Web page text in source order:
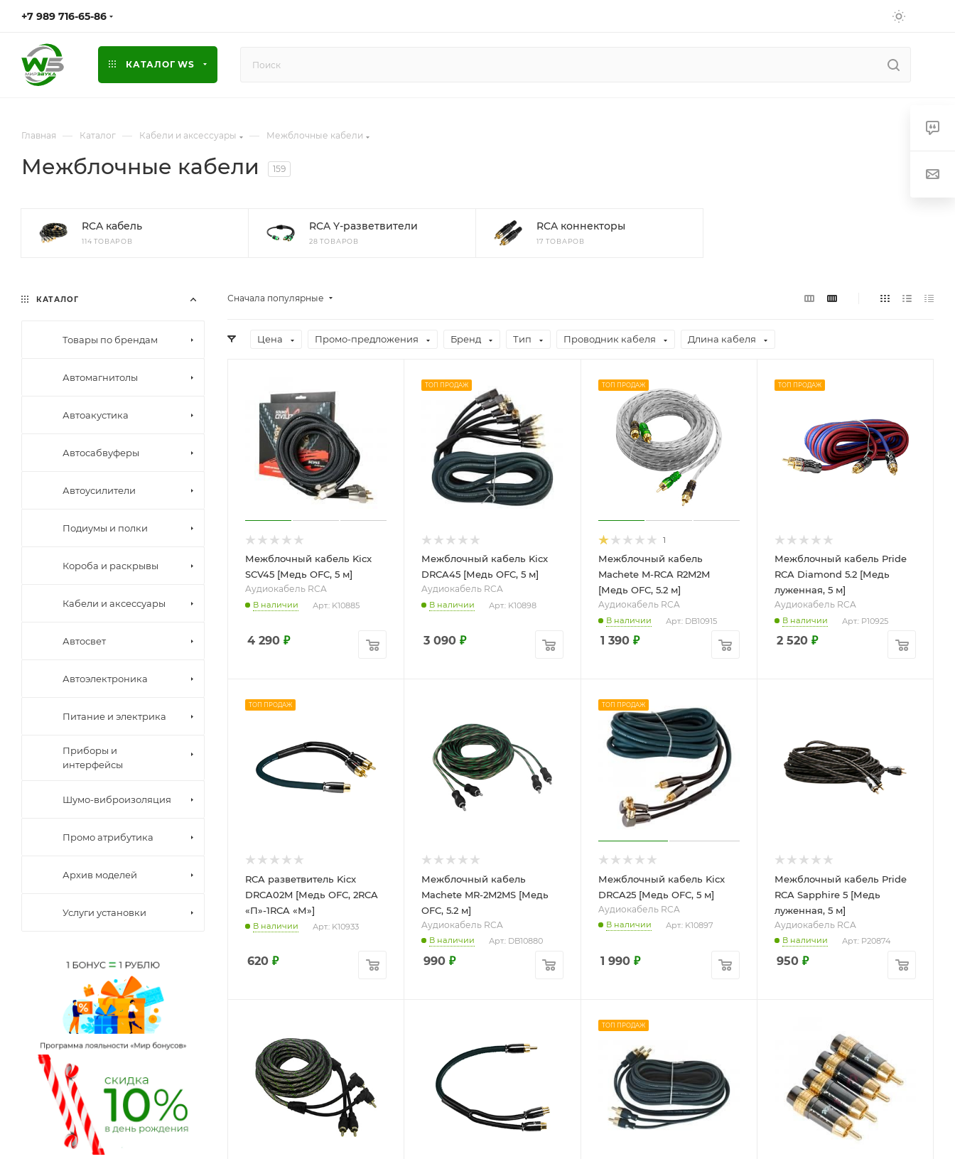
+7 989 716-65-86
КАТАЛОГ WS
Главная — Каталог — Кабели и аксессуары — Межблочные кабели
Межблочные кабели 159
RCA кабель
114 ТОВАРОВ
RCA Y-разветвители
28 ТОВАРОВ
RCA коннекторы
17 ТОВАРОВ
Сначала популярные
Цена Промо-предложения Бренд Тип Проводник кабеля Длина кабеля
Межблочный кабель Kicx
SCV45 [Медь OFC, 5 м]
Aудиокабель RCA
В наличии Арт.: K10885
4 290 ₽
ТОП ПРОДАЖ
Межблочный кабель Kicx
DRCA45 [Медь OFC, 5 м]
Aудиокабель RCA
В наличии Арт.: K10898
3 090 ₽
ТОП ПРОДАЖ
1
Межблочный кабель
Machete M-RCA R2M2M
[Медь OFC, 5.2 м]
Aудиокабель RCA
В наличии Арт.: DB10915
1 390₽
ТОП ПРОДАЖ
Межблочный кабель Pride
RCA Diamond 5.2 [Медь
луженная, 5 м]
Aудиокабель RCA
В наличии Арт.: P10925
2 520₽
ТОП ПРОДАЖ
RCA разветвитель Kicx
DRCA02M [Медь OFC, 2RCA
«П»-1RCA «М»]
В наличии Арт.: K10933
620 ₽
Межблочный кабель
Machete MR-2M2MS [Медь
OFC, 5.2 м]
Aудиокабель RCA
В наличии Арт.: DB10880
990 ₽
ТОП ПРОДАЖ
Межблочный кабель Kicx
DRCA25 [Медь OFC, 5 м]
Aудиокабель RCA
В наличии Арт.: K10897
1 990₽
Межблочный кабель Pride
RCA Sapphire 5 [Медь
луженная, 5 м]
Aудиокабель RCA
В наличии Арт.: P20874
950₽
ТОП ПРОДАЖ
КАТАЛОГ
Товары по брендам
Автомагнитолы
Автоакустика
Автосабвуферы
Автоусилители
Подиумы и полки
Короба и раскрывы
Кабели и аксессуары
Автосвет
Автоэлектроника
Питание и электрика
Приборы и
интерфейсы
Шумо-виброизоляция
Промо атрибутика
Архив моделей
Услуги установки